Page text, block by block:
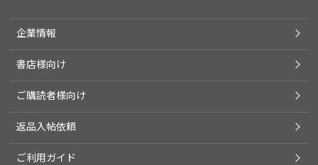
企業情報
書店様向け
ご購読者様向け
返品入帖依頼
ご利用ガイド